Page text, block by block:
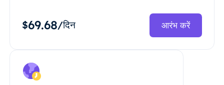
$69.68/दिन आरंभ करें